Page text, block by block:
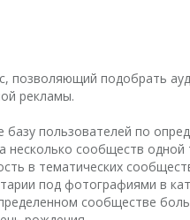
позволяющий подобрать
рекламы.
пользователей по
несколько сообществ одной
в тематических
под фотографиями в
сообществе